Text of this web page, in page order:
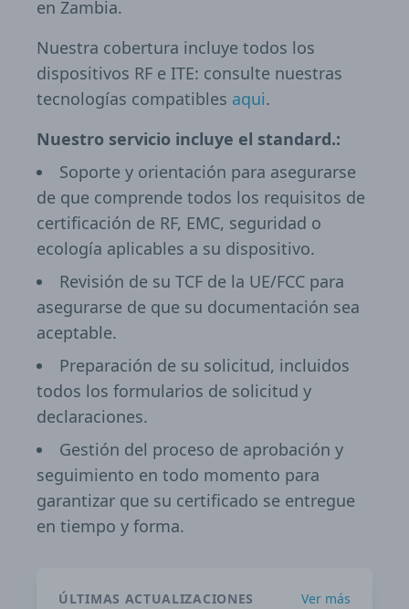
en Zambia.
Nuestra cobertura incluye todos los
dispositivos RF e ITE: consulte nuestras
tecnologías compatibles aqui.
Nuestro servicio incluye el standard.:
Soporte y orientación para asegurarse
de que comprende todos los requisitos de
certificación de RF, EMC, seguridad o
ecología aplicables a su dispositivo.
Revisión de su TCF de la UE/FCC para
asegurarse de que su documentación sea
aceptable.
Preparación de su solicitud, incluidos
todos los formularios de solicitud y
declaraciones.
Gestión del proceso de aprobación y
seguimiento en todo momento para
garantizar que su certificado se entregue
en tiempo y forma.
ÚLTIMAS ACTUALIZACIONES
Ver más